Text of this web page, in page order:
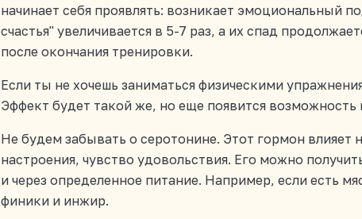
начинает себя проявлять: возникает эмоциональный
счастья" увеличивается в 5-7 раз, а их спад
после окончания тренировки.
Если ты не хочешь заниматься физическими
Эффект будет такой же, но еще появится
Не будем забывать о серотонине. Этот гормон влияет
настроения, чувство удовольствия. Его можно
и через определенное питание. Например, если есть
финики и инжир.